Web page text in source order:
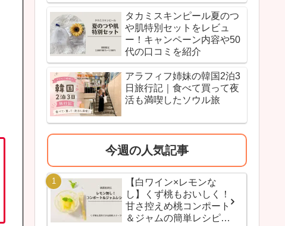
タカミスキンピール夏のつ
や肌特別セットをレビュ
ー！キャンペーン内容や50
代の口コミを紹介
アラフィフ姉妹の韓国2泊3
日旅行記｜食べて買って夜
活も満喫したソウル旅
今週の人気記事
【白ワイン×レモンな
し】くず桃もおいしく！
甘さ控えめ桃コンポート
＆ジャムの簡単レシピ